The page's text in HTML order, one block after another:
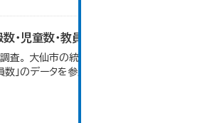
・児童数・教員数
査。 大仙市の統計「14-4 小学校別学級
数」のデータを参照しています。